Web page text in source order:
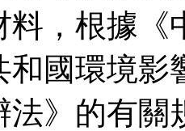
料，根據《
和國環境
法》的有